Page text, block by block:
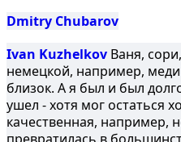
Dmitry Chubarov
Ivan Kuzhelkov Ваня,
немецкой, например,
близок. А я был и был
ушел - хотя мог остаться
качественная, например,
превратилась в